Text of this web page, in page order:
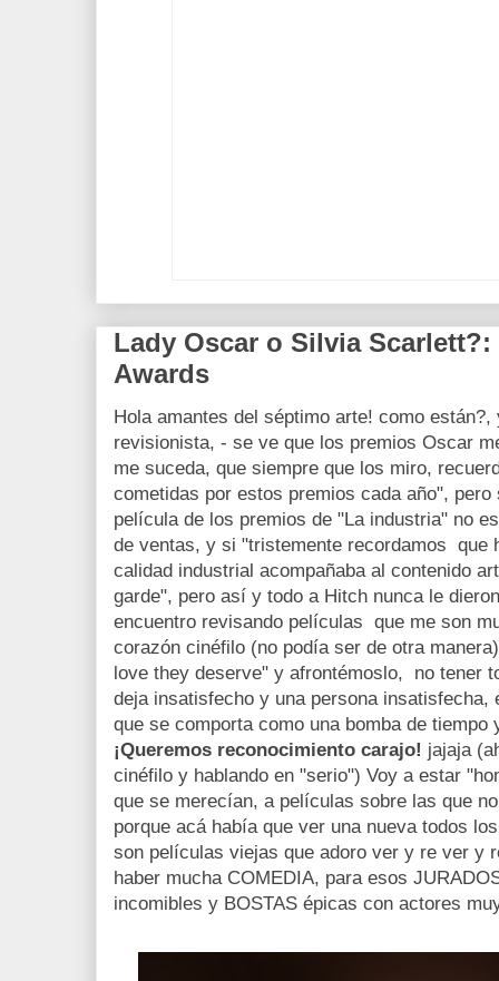
Lady Oscar o Silvia
Awards
Hola amantes del séptimo arte! como están?,
revisionista, - se ve que los premios Oscar
me suceda, que siempre que los miro,
cometidas por estos premios cada año",
película de los premios de "La industria" no
de ventas, y si "tristemente recordamos que
calidad industrial acompañaba al contenido
garde", pero así y todo a Hitch nunca le
encuentro revisando películas que me son
corazón cinéfilo (no podía ser de otra
love they deserve" y afrontémoslo, no tener
deja insatisfecho y una persona insatisfecha,
que se comporta como una bomba de tiempo
¡Queremos reconocimiento carajo! jajaja
cinéfilo y hablando en "serio") Voy a estar
que se merecían, a películas sobre las que
porque acá había que ver una nueva todos
son películas viejas que adoro ver y re ver y
haber mucha COMEDIA, para esos
incomibles y BOSTAS épicas con actores